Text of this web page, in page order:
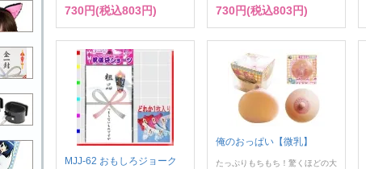
730円(税込803円) 730円(税込803円)
MJJ-62 おもしろジョーク
俺のおっぱい【微乳】
たっぷりもちもち！驚くほどの大